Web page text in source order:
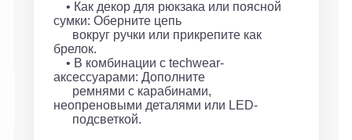
• Как декор для рюкзака или поясной
сумки: Оберните цепь
вокруг ручки или прикрепите как
брелок.
• В комбинации с techwear-
аксессуарами: Дополните
ремнями с карабинами,
неопреновыми деталями или LED-
подсветкой.